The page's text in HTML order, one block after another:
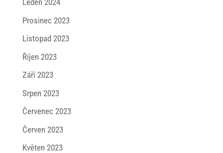
Leden 2024
Prosinec 2023
Listopad 2023
Říjen 2023
Září 2023
Srpen 2023
Červenec 2023
Červen 2023
Květen 2023